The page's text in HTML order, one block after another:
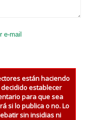
e-mail
están haciendo
establecer
para que sea
si lo publica o no. Lo
sin insidias ni